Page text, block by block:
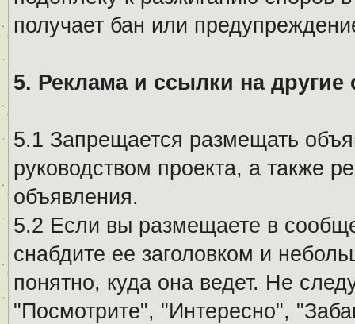
получает бан или
5. Реклама и ссылки на другие
5.1 Запрещается размещать
руководством проекта, а также
объявления.
5.2 Если вы размещаете в
снабдите ее заголовком и
понятно, куда она ведет. Не
"Посмотрите", "Интересно",